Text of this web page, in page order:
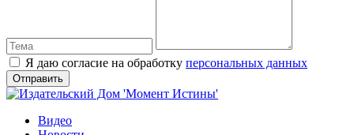
Я даю согласие на обработку персональных данных
Видео